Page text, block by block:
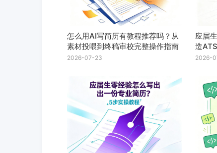
怎么用AI写简历有教程推荐吗？从
素材投喂到终稿审校完整操作指南
2026-07-23
应届
造
2026-